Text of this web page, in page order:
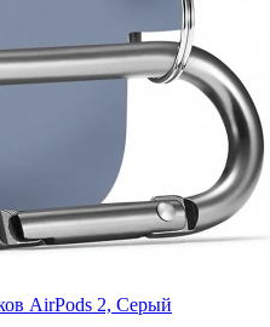
AirPods 2, Серый